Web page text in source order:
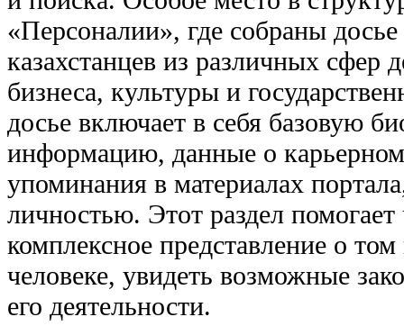
«Персоналии», где собраны
казахстанцев из различных сфер
бизнеса, культуры и
досье включает в себя базовую
информацию, данные о
упоминания в материалах
личностью. Этот раздел помогает
комплексное представление о
человеке, увидеть возможные
его деятельности.